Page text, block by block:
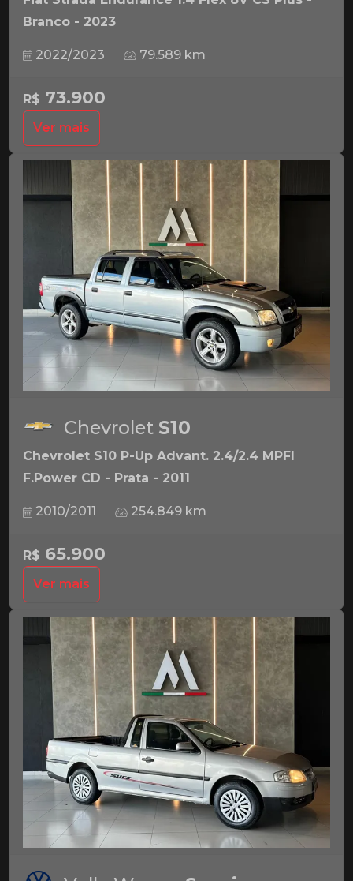
Branco - 2023
2022/2023 79.589 km
R$ 73.900
Ver mais
Chevrolet S10
Chevrolet S10 P-Up Advant. 2.4/2.4 MPFI
F.Power CD - Prata - 2011
2010/2011 254.849 km
R$ 65.900
Ver mais